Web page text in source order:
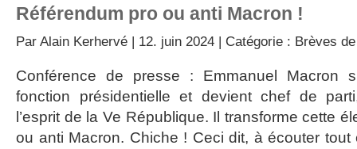
Référendum pro ou anti Macron !
Par Alain Kerhervé | 12. juin 2024 | Catégorie : Brèves
Conférence de presse : Emmanuel Macron
fonction présidentielle et devient chef de
l’esprit de la Ve République. Il transforme cette
ou anti Macron. Chiche ! Ceci dit, à écouter tout